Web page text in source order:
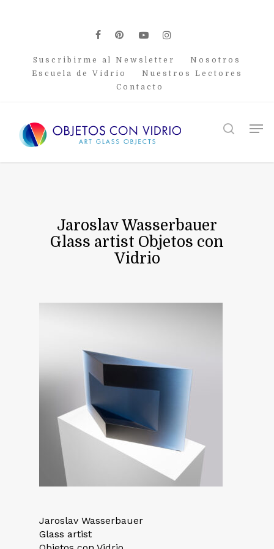
facebook
pinterest
youtubeinstagram
Suscribirme al Newsletter
Nosotros
Escuela de Vidrio
Nuestros Lectores
Contacto
search
Jaroslav Wasserbauer
Glass artist Objetos con
Vidrio
Jaroslav Wasserbauer
Glass artist